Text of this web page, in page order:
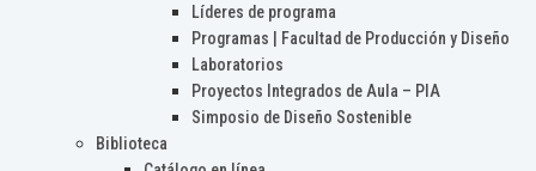
Líderes de programa
Programas | Facultad de Producción y Diseño
Laboratorios
Proyectos Integrados de Aula – PIA
Simposio de Diseño Sostenible
Biblioteca